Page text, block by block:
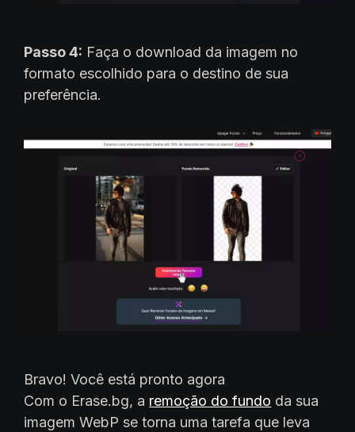
Passo 4: Faça o download da imagem no
formato escolhido para o destino de sua
preferência.
Bravo! Você está pronto agora
Com o Erase.bg, a remoção do fundo da sua
imagem WebP se torna uma tarefa que leva